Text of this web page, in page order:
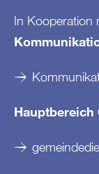
In Kooperation
Hauptbereich